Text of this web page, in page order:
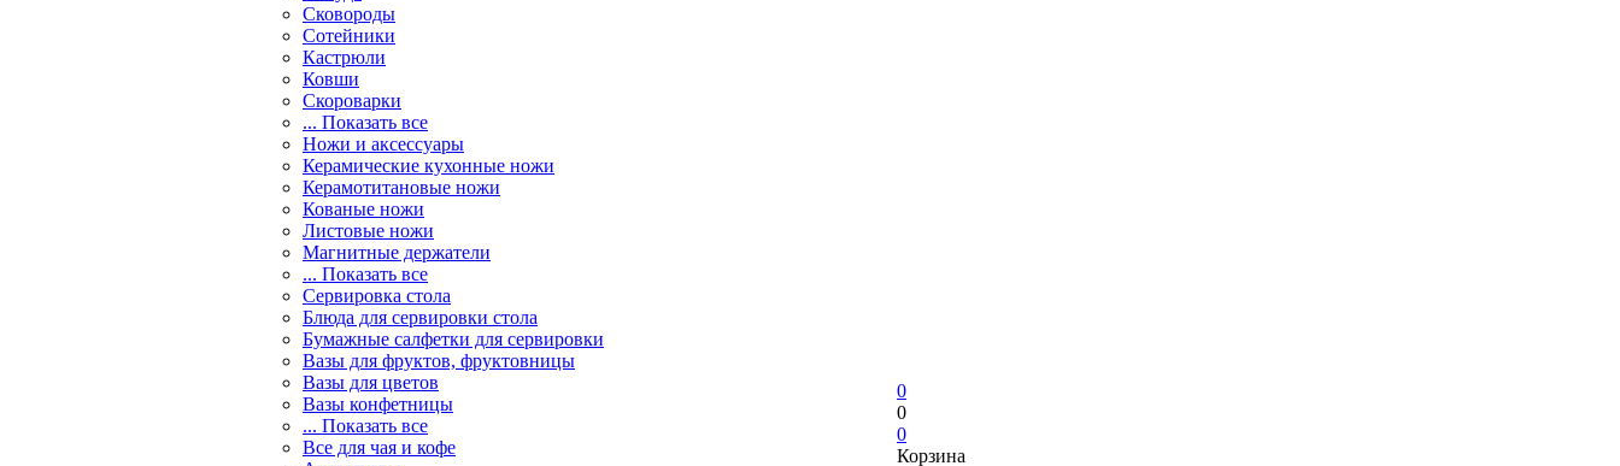
Сковороды
Сотейники
Кастрюли
Ковши
Скороварки
... Показать все
Ножи и аксессуары
Керамические кухонные ножи
Керамотитановые ножи
Кованые ножи
Листовые ножи
Магнитные держатели
... Показать все
Сервировка стола
Блюда для сервировки стола
Бумажные салфетки для сервировки
Вазы для фруктов, фруктовницы
Вазы для цветов
Вазы конфетницы
... Показать все
Все для чая и кофе
0
0
0
Корзина